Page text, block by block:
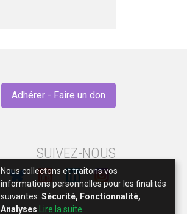
Adhérer - Faire un don
SUIVEZ-NOUS
Nous collectons et traitons vos
informations personnelles pour les finalités
suivantes: Sécurité, Fonctionnalité,
Analyses
Lire la suite...